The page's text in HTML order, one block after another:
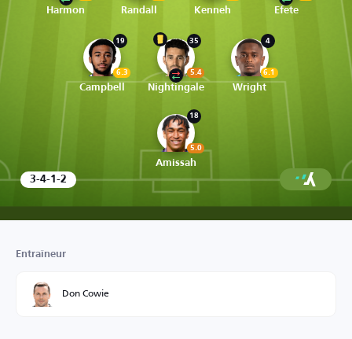
Harmon Randall Kenneh Efete
19
6.3
Campbell
35
5.4
Nightingale
4
6.1
Wright
18
5.0
Amissah
3-4-1-2
Entraîneur
Don Cowie